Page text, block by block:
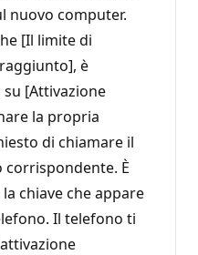
nuovo computer.
[Il limite di
è
su [Attivazione
la propria
di chiamare il
È
chiave che appare
Il telefono ti